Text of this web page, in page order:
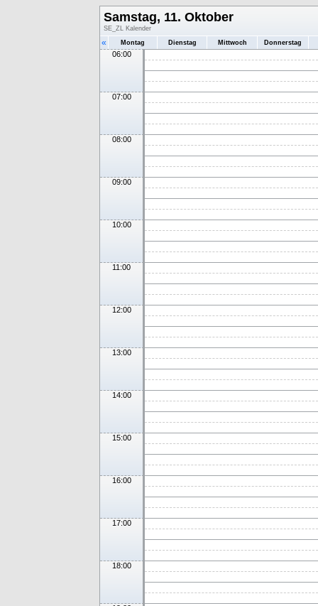
Samstag, 11. Oktober
SE_ZL Kalender
« Montag Dienstag Mittwoch Donnerstag
06:00
07:00
08:00
09:00
10:00
11:00
12:00
13:00
14:00
15:00
16:00
17:00
18:00